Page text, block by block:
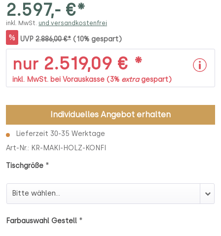
2.597,- €*
inkl. MwSt. und versandkostenfrei
% UVP 2.886,00 €* (10% gespart)
nur 2.519,09 € *
inkl. MwSt. bei Vorauskasse (3% extragespart)
Individuelles Angebot erhalten
Lieferzeit 30-35 Werktage
Art-Nr.: KR-MAKI-HOLZ-KONFI
Tischgröße *
Tischgröße
Farbauswahl Gestell *